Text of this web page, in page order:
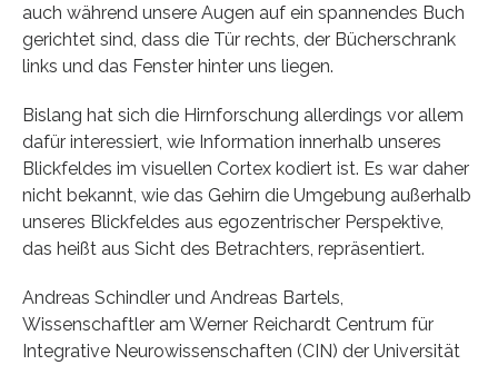
auch während unsere Augen auf ein spannendes Buch
gerichtet sind, dass die Tür rechts, der Bücherschrank
links und das Fenster hinter uns liegen.
Bislang hat sich die Hirnforschung allerdings vor allem
dafür interessiert, wie Information innerhalb unseres
Blickfeldes im visuellen Cortex kodiert ist. Es war daher
nicht bekannt, wie das Gehirn die Umgebung außerhalb
unseres Blickfeldes aus egozentrischer Perspektive,
das heißt aus Sicht des Betrachters, repräsentiert.
Andreas Schindler und Andreas Bartels,
Wissenschaftler am Werner Reichardt Centrum für
Integrative Neurowissenschaften (CIN) der Universität